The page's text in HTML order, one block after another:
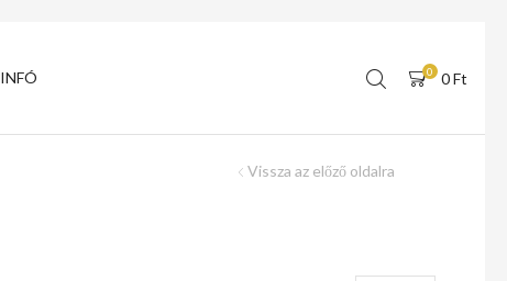
INFÓ 0 0Ft
Vissza az előző oldalra